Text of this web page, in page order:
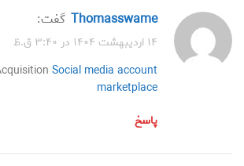
Thomasswame گفت:
۱۴ اردیبهشت ۱۴۰۴ در ۳:۴۰ ق.ظ
Social media account
marketplace
پاسخ